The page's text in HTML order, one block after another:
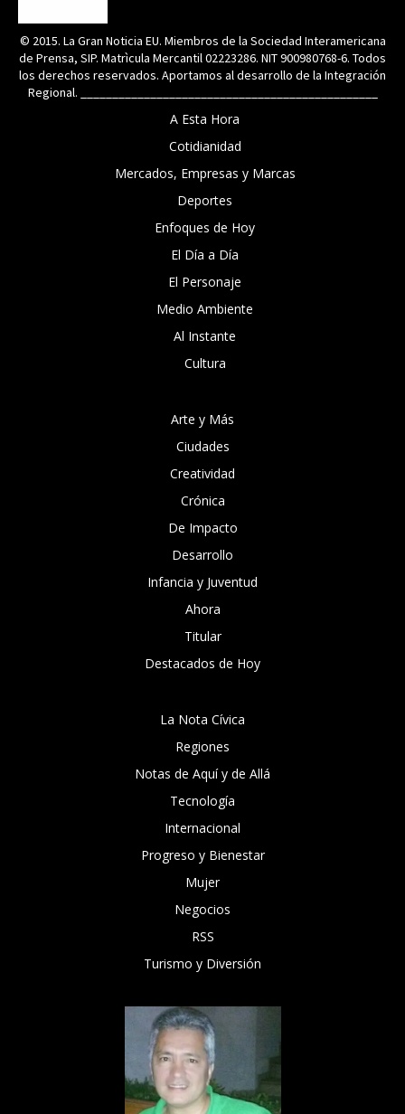
© 2015. La Gran Noticia EU. Miembros de la Sociedad Interamericana
de Prensa, SIP. Matrìcula Mercantil 02223286. NIT 900980768-6. Todos
los derechos reservados. Aportamos al desarrollo de la Integración
Regional. _______________________________________________
A Esta Hora
Cotidianidad
Mercados, Empresas y Marcas
Deportes
Enfoques de Hoy
El Día a Día
El Personaje
Medio Ambiente
Al Instante
Cultura
Arte y Más
Ciudades
Creatividad
Crónica
De Impacto
Desarrollo
Infancia y Juventud
Ahora
Titular
Destacados de Hoy
La Nota Cívica
Regiones
Notas de Aquí y de Allá
Tecnología
Internacional
Progreso y Bienestar
Mujer
Negocios
RSS
Turismo y Diversión